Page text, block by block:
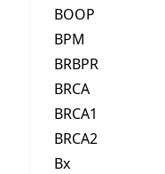
BOOP
BPM
BRBPR
BRCA
BRCA1
BRCA2
Bx